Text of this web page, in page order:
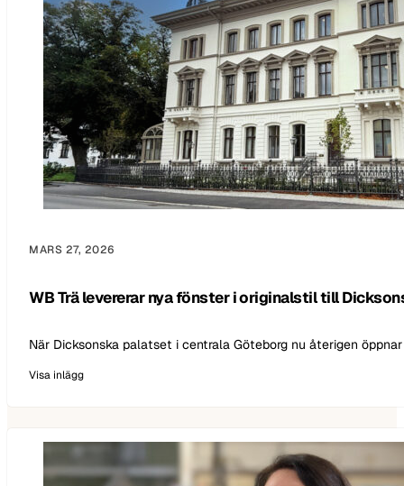
MARS 27, 2026
WB Trä levererar nya fönster i originalstil till
När Dicksonska palatset i centrala Göteborg nu återigen
Visa inlägg